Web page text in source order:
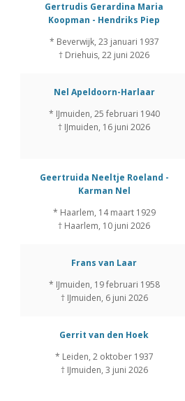
Gertrudis Gerardina Maria
Koopman - Hendriks Piep
* Beverwijk, 23 januari 1937
† Driehuis, 22 juni 2026
Nel Apeldoorn-Harlaar
* IJmuiden, 25 februari 1940
† IJmuiden, 16 juni 2026
Geertruida Neeltje Roeland -
Karman Nel
* Haarlem, 14 maart 1929
† Haarlem, 10 juni 2026
Frans van Laar
* IJmuiden, 19 februari 1958
† IJmuiden, 6 juni 2026
Gerrit van den Hoek
* Leiden, 2 oktober 1937
† IJmuiden, 3 juni 2026